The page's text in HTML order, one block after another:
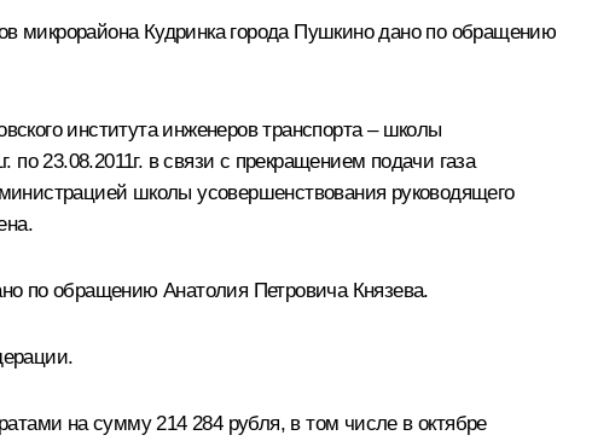
микрорайона Кудринка города Пушкино дано по обращению
института инженеров транспорта – школы
23.08.2011г. в связи с прекращением подачи газа
школы усовершенствования руководящего
по обращению Анатолия Петровича Князева.
на сумму 214 284 рубля, в том числе в октябре